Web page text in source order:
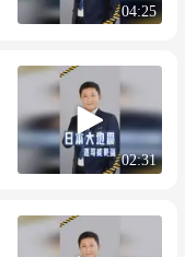
04:25
02:31